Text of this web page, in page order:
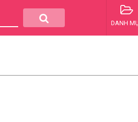
DANH